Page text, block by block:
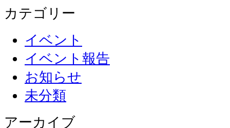
カテゴリー
イベント
イベント報告
お知らせ
未分類
アーカイブ